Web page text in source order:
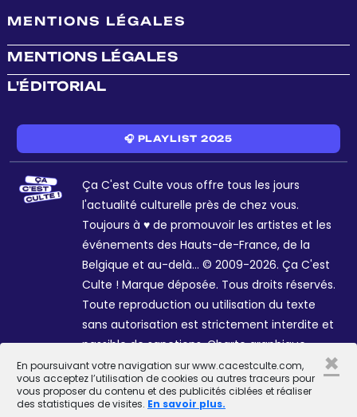
En poursuivant votre navigation sur www.cacestculte.com,
vous acceptez l’utilisation de cookies ou autres traceurs pour
vous proposer du contenu et des publicités ciblées et réaliser
des statistiques de visites. En savoir plus.
×
MENTIONS LÉGALES
MENTIONS LÉGALES
L'ÉDITORIAL
🎧 PLAYLIST 2025
Ça C'est Culte vous offre tous les jours
l'actualité culturelle près de chez vous.
Toujours à ♥ de promouvoir les artistes et les
événements des Hauts-de-France, de la
Belgique et au-delà... © 2009-2026. Ça C'est
Culte ! Marque déposée. Tous droits réservés.
Toute reproduction ou utilisation du texte
sans autorisation est strictement interdite et
passible de sanctions. Charte graphique
Sophie R. et Céline Galant.